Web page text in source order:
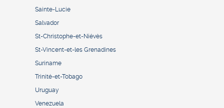
Sainte-Lucie
Salvador
St-Christophe-et-Niévès
St-Vincent-et-les Grenadines
Suriname
Trinité-et-Tobago
Uruguay
Venezuela